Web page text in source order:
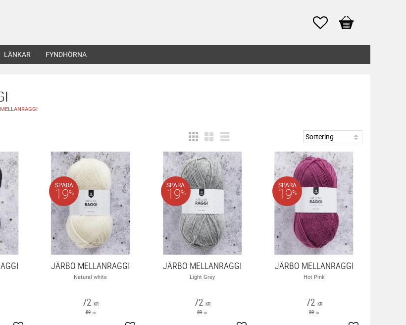
Favoriter
Kundvagn
LÄNKAR FYNDHÖRNA
MELLANRAGGI
JÄRBO MELLANRAGGI
Natural white
72 KR
89 KR
SPARA
19%
JÄRBO MELLANRAGGI
Light Grey
72 KR
89 KR
SPARA
19%
JÄRBO MELLANRAGGI
Hot Pink
72 KR
89 KR
SPARA
19%